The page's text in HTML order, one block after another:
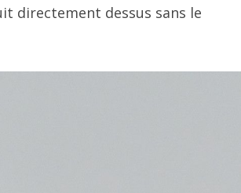
directement dessus sans le